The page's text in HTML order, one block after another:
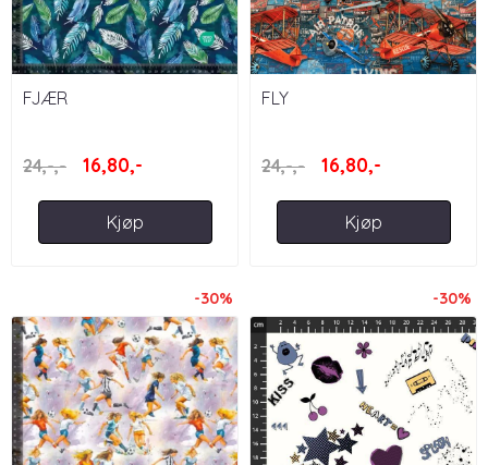
FJÆR
24,-,- 16,80,-
Kjøp
FLY
24,-,- 16,80,-
Kjøp
-30% -30%